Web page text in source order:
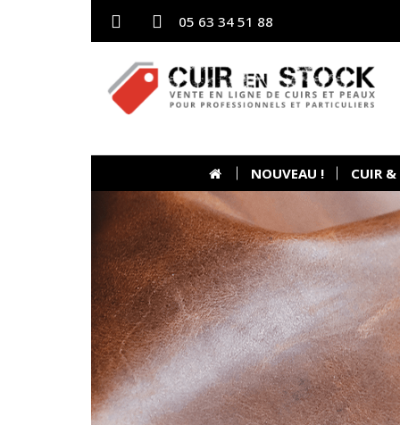
05 63 34 51 88
NOUVEAU ! CUIR &